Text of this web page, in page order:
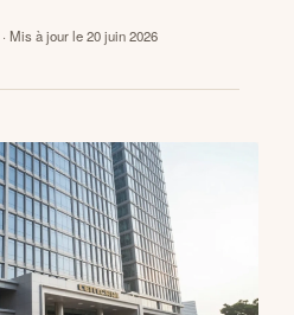
· Mis à jour le 20 juin 2026